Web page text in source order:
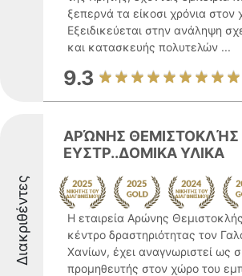
ξεπερνά τα είκοσι χρόνια στον
Εξειδικεύεται στην ανάληψη
και κατασκευής πολυτελών ...
9.3
Διακριθέντες
ΑΡΏΝΗΣ ΘΕΜΙΣΤΟΚΛΉΣ
ΕΥΣΤΡ..ΔΟΜΙΚΑ ΥΛΙΚΑ
Η εταιρεία Αρώνης
κέντρο δραστηριότητας τον
Χανίων, έχει αναγνωριστεί ως
προμηθευτής στον χώρο του